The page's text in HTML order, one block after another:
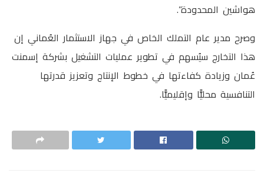
هواشين المحدودة”.
وصرح مدير عام التملك الخاص في جهاز الاستثمار العُماني إن
هذا التخارج سيُسهم في تطوير عمليات التشغيل بشركة إسمنت
عُمان وزيادة كفاءتها في خطوط الإنتاج وتعزيز قدرتها
التنافسية محليًّا وإقليميًّا.